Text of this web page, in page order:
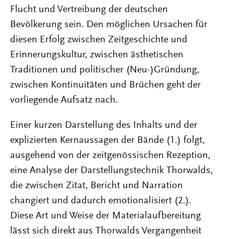
Flucht und Vertreibung der deutschen
Bevölkerung sein. Den möglichen Ursachen für
diesen Erfolg zwischen Zeitgeschichte und
Erinnerungskultur, zwischen ästhetischen
Traditionen und politischer (Neu-)Gründung,
zwischen Kontinuitäten und Brüchen geht der
vorliegende Aufsatz nach.
Einer kurzen Darstellung des Inhalts und der
explizierten Kernaussagen der Bände (1.) folgt,
ausgehend von der zeitgenössischen Rezeption,
eine Analyse der Darstellungstechnik Thorwalds,
die zwischen Zitat, Bericht und Narration
changiert und dadurch emotionalisiert (2.).
Diese Art und Weise der Materialaufbereitung
lässt sich direkt aus Thorwalds Vergangenheit